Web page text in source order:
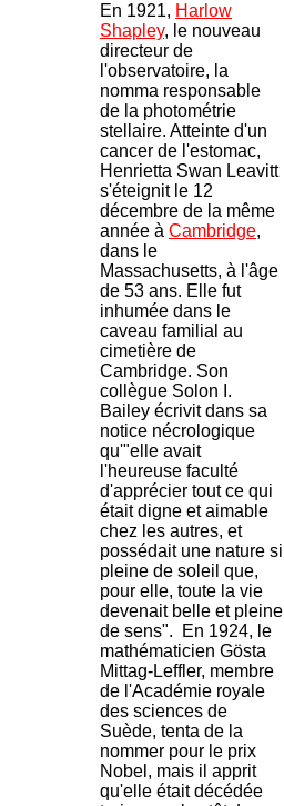
En 1921, Harlow
Shapley, le nouveau
directeur de
l'observatoire, la
nomma responsable
de la photométrie
stellaire. Atteinte d'un
cancer de l'estomac,
Henrietta Swan Leavitt
s'éteignit le 12
décembre de la même
année à Cambridge,
dans le
Massachusetts, à l'âge
de 53 ans. Elle fut
inhumée dans le
caveau familial au
cimetière de
Cambridge. Son
collègue Solon I.
Bailey écrivit dans sa
notice nécrologique
qu'"elle avait
l'heureuse faculté
d'apprécier tout ce qui
était digne et aimable
chez les autres, et
possédait une nature si
pleine de soleil que,
pour elle, toute la vie
devenait belle et pleine
de sens". En 1924, le
mathématicien Gösta
Mittag-Leffler, membre
de l'Académie royale
des sciences de
Suède, tenta de la
nommer pour le prix
Nobel, mais il apprit
qu'elle était décédée